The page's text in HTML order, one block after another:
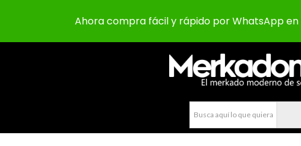
Ahora compra fácil y rápido por WhatsApp en